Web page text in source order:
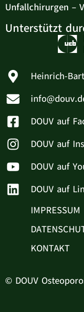
Unfallchirurgen –
Unterstützt
Heinrich-
DOUV auf
DOUV auf
DOUV auf
DOUV auf
IMPRESSUM
KONTAKT
© DOUV